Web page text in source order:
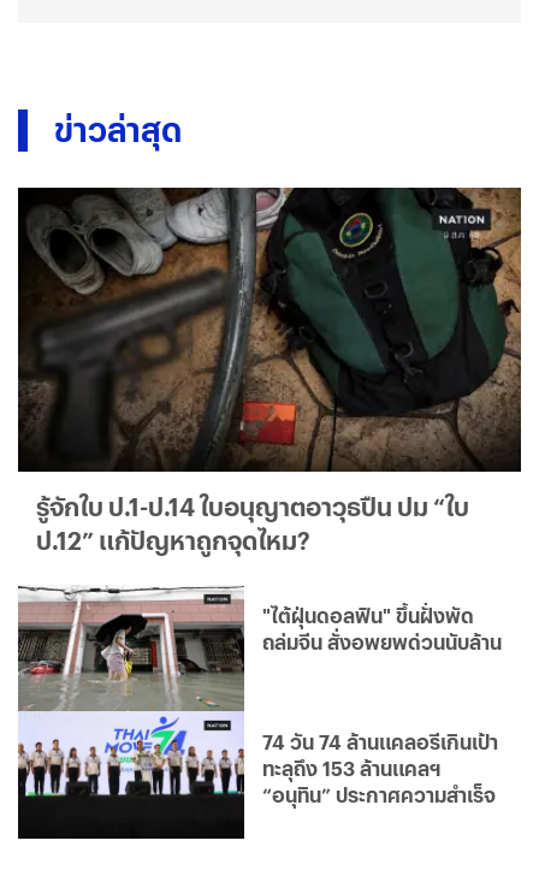
ข่าวล่าสุด
รู้จักใบ ป.1-ป.14 ใบอนุญาตอาวุธปืน ปม “ใบ
ป.12” แก้ปัญหาถูกจุดไหม?
"ไต้ฝุ่นดอลฟิน" ขึ้นฝั่งพัด
ถล่มจีน สั่งอพยพด่วนนับล้าน
74 วัน 74 ล้านแคลอรีเกินเป้า
ทะลุถึง 153 ล้านแคลฯ
“อนุทิน” ประกาศความสำเร็จ